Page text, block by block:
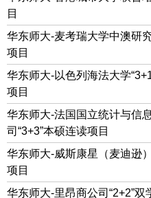
目
华东师大-麦考瑞大学中澳研
项目
华东师大-以色列海法大学
项目
华东师大-法国国立统计与信
司“3+3”本硕连读项目
华东师大-威斯康星（麦迪逊
项目
华东师大-里昂商公司“2+2”双